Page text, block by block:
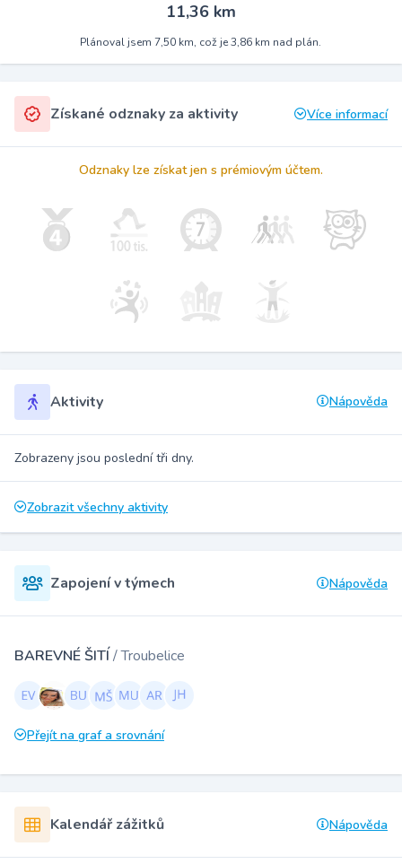
11,36 km
Plánoval jsem 7,50 km, což je 3,86 km nad plán.
Získané odznaky za aktivity Více informací
Odznaky lze získat jen s prémiovým účtem.
Aktivity Nápověda
Zobrazeny jsou poslední tři dny.
Zobrazit všechny aktivity
Zapojení v týmech Nápověda
BAREVNÉ ŠITÍ / Troubelice
Přejít na graf a srovnání
Kalendář zážitků Nápověda